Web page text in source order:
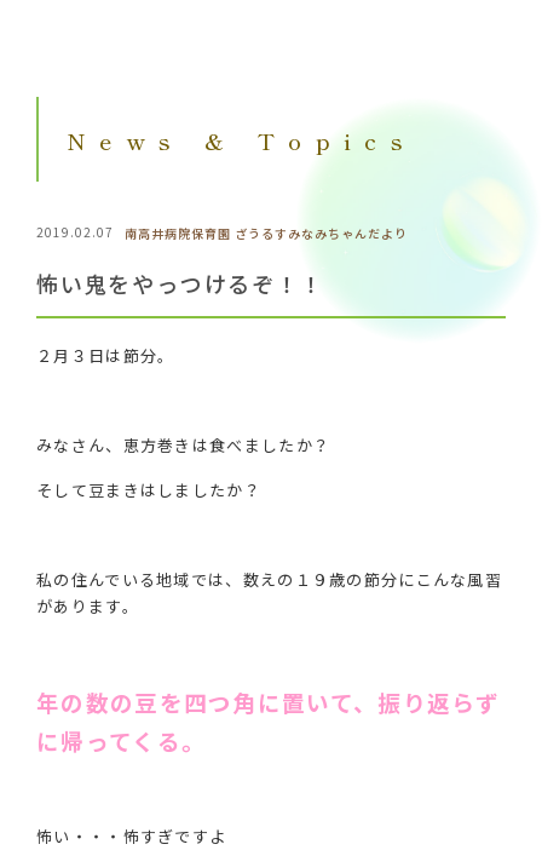
News & Topics
2019.02.07 南高井病院保育園 ざうるす みなみちゃんだより
怖い鬼をやっつけるぞ！！
２月３日は節分。
みなさん、恵方巻きは食べましたか？
そして豆まきはしましたか？
私の住んでいる地域では、数えの１９歳の節分にこんな風習
があります。
年の数の豆を四つ角に置いて、振り返らず
に帰ってくる。
怖い・・・怖すぎですよ